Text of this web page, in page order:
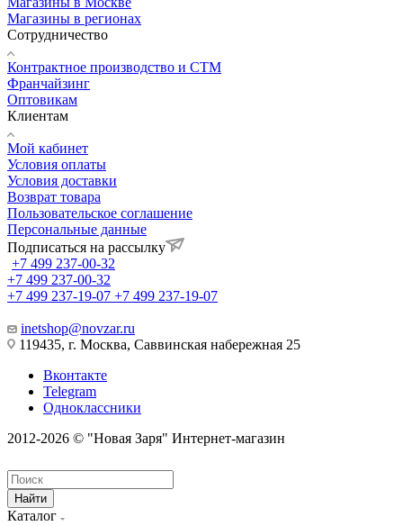
Магазины в регионах
Сотрудничество
Контрактное производство и СТМ
Франчайзинг
Оптовикам
Клиентам
Мой кабинет
Условия оплаты
Условия доставки
Возврат товара
Пользовательское соглашение
Персональные данные
Подписаться на рассылку
+7 499 237-00-32
+7 499 237-00-32
+7 499 237-19-07 +7 499 237-19-07
inetshop@novzar.ru
119435, г. Москва, Саввинская набережная 25
Вконтакте
Telegram
Одноклассники
2012-2026 © "Новая Заря" Интернет-магазин
Найти
Каталог